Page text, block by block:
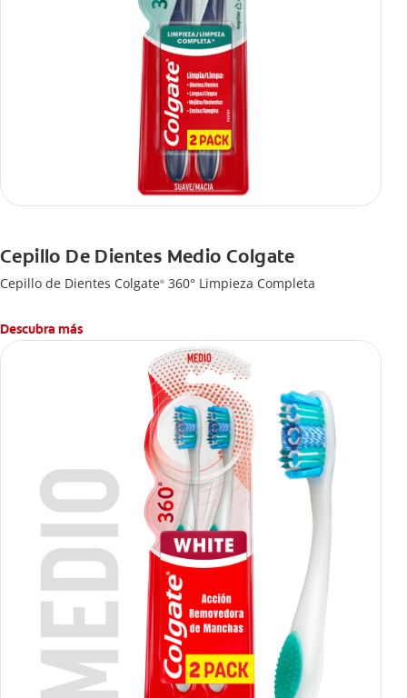
Cepillo De Dientes Medio Colgate
Cepillo de Dientes Colgate® 360° Limpieza Completa
Descubra más